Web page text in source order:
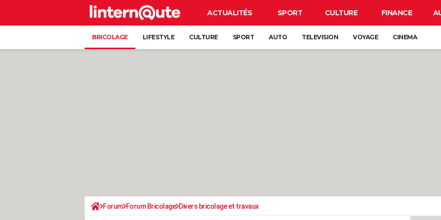
ACTUALITÉS SPORT CULTURE FINANCE
BRICOLAGE LIFESTYLE CULTURE SPORT AUTO TELEVISION VOYAGE CINEMA
Forum Forum Bricolage Divers bricolage et travaux